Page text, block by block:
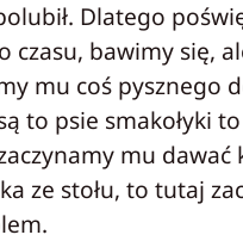
Dlatego
czasu, bawimy się,
mu coś pysznego
to psie smakołyki
mu dawać
ze stołu, to tutaj